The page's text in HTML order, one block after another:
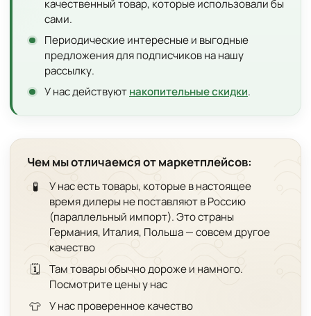
качественный товар, которые использовали бы
сами.
Периодические интересные и выгодные
предложения для подписчиков на нашу
рассылку.
У нас действуютнакопительные скидки.
Чем мы отличаемся от маркетплейсов:
🧪
У нас есть товары, которые в настоящее
время дилеры не поставляют в Россию
(параллельный импорт). Это страны
Германия, Италия, Польша — совсем другое
качество
🗓️
Там товары обычно дороже и намного.
Посмотрите цены у нас
👕 У нас проверенное качество